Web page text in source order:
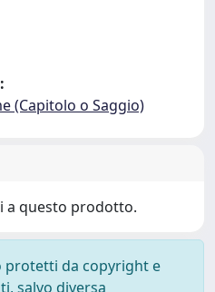
(Capitolo o Saggio)
a questo prodotto.
protetti da copyright e
salvo diversa